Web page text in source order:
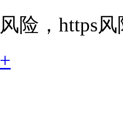
险，https